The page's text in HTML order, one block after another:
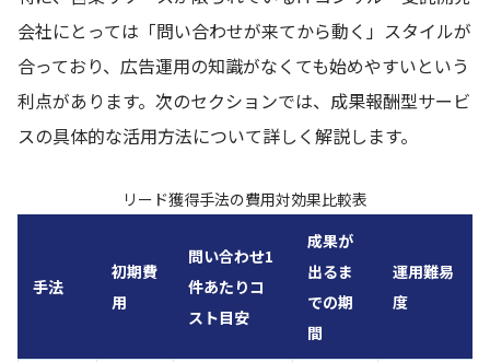
会社にとっては「問い合わせが来てから動く」スタイルが
合っており、広告運用の知識がなくても始めやすいという
利点があります。次のセクションでは、成果報酬型サービ
スの具体的な活用方法について詳しく解説します。
リード獲得手法の費用対効果比較表
手法
初期費
用
問い合わせ1
件あたりコ
スト目安
成果が
出るま
での期
間
運用難易
度